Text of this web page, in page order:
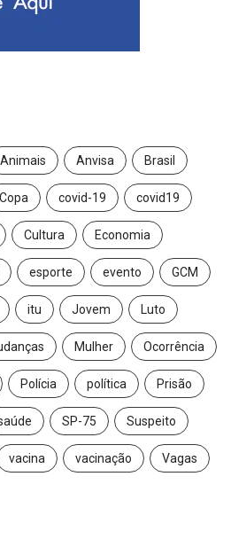
Animais Anvisa Brasil
Copa covid-19 covid19
Cultura Economia
esporte evento GCM
itu Jovem Luto
Mulher Ocorrência
Polícia política Prisão
SP-75 Suspeito
vacina vacinação Vagas